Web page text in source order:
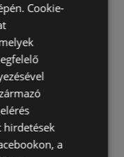
újságjai
újságjai
Cookie-
hirdetések
a